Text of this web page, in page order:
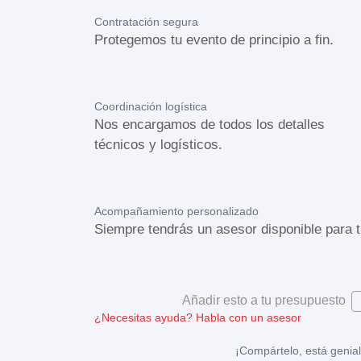
Contratación segura
Protegemos tu evento de principio a fin.
Coordinación logística
Nos encargamos de todos los detalles
técnicos y logísticos.
Acompañamiento personalizado
Siempre tendrás un asesor disponible para
Añadir esto a tu presupuesto
¿Necesitas ayuda? Habla con un asesor
¡Compártelo, está